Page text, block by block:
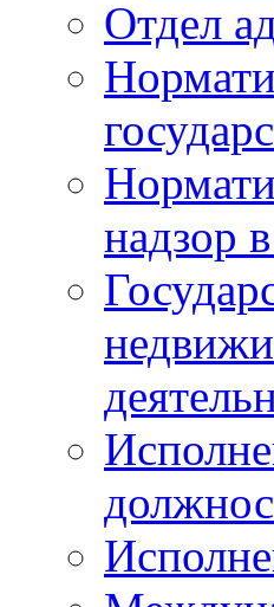
Отдел
надзор